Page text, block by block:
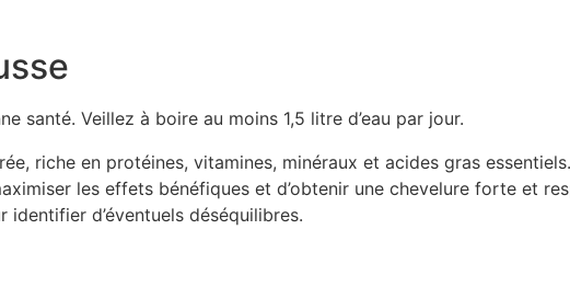
santé. Veillez à boire au moins 1,5 litre d’eau par jour.
riche en protéines, vitamines, minéraux et acides gras
les effets bénéfiques et d’obtenir une chevelure forte et
d’éventuels déséquilibres.